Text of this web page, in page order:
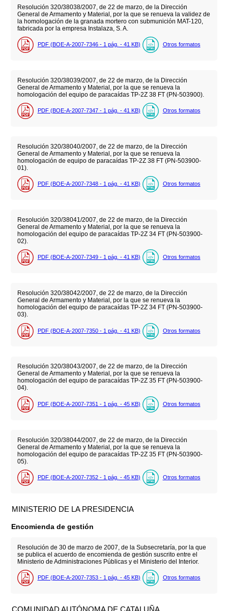
Resolución 320/38038/2007, de 22 de marzo, de la Dirección
General de Armamento y Material, por la que se renueva la validez de
la homologación de la granada mortero con submunición MAT-120,
fabricada por la empresa Instalaza, S. A.
PDF (BOE-A-2007-7346 - 1 pág. - 41 KB) Otros formatos
Resolución 320/38039/2007, de 22 de marzo, de la Dirección
General de Armamento y Material, por la que se renueva la
homologación del equipo de paracaídas TP-2Z 38 FT (PN-503900).
PDF (BOE-A-2007-7347 - 1 pág. - 41 KB) Otros formatos
Resolución 320/38040/2007, de 22 de marzo, de la Dirección
General de Armamento y Material, por la que se renueva la
homologación de equipo de paracaídas TP-2Z 38 FT (PN-503900-
01).
PDF (BOE-A-2007-7348 - 1 pág. - 41 KB) Otros formatos
Resolución 320/38041/2007, de 22 de marzo, de la Dirección
General de Armamento y Material, por la que se renueva la
homologación del equipo de paracaídas TP-2Z 34 FT (PN-503900-
02).
PDF (BOE-A-2007-7349 - 1 pág. - 41 KB) Otros formatos
Resolución 320/38042/2007, de 22 de marzo, de la Dirección
General de Armamento y Material, por la que se renueva la
homologación del equipo de paracaídas TP-2Z 34 FT (PN-503900-
03).
PDF (BOE-A-2007-7350 - 1 pág. - 41 KB) Otros formatos
Resolución 320/38043/2007, de 22 de marzo, de la Dirección
General de Armamento y Material, por la que se renueva la
homologación del equipo de paracaídas TP-2Z 35 FT (PN-503900-
04).
PDF (BOE-A-2007-7351 - 1 pág. - 45 KB) Otros formatos
Resolución 320/38044/2007, de 22 de marzo, de la Dirección
General de Armamento y Material, por la que se renueva la
homologación del equipo de paracaídas TP-2Z 35 FT (PN-503900-
05).
PDF (BOE-A-2007-7352 - 1 pág. - 45 KB) Otros formatos
MINISTERIO DE LA PRESIDENCIA
Encomienda de gestión
Resolución de 30 de marzo de 2007, de la Subsecretaría, por la que
se publica el acuerdo de encomienda de gestión suscrito entre el
Ministerio de Administraciones Públicas y el Ministerio del Interior.
PDF (BOE-A-2007-7353 - 1 pág. - 45 KB) Otros formatos